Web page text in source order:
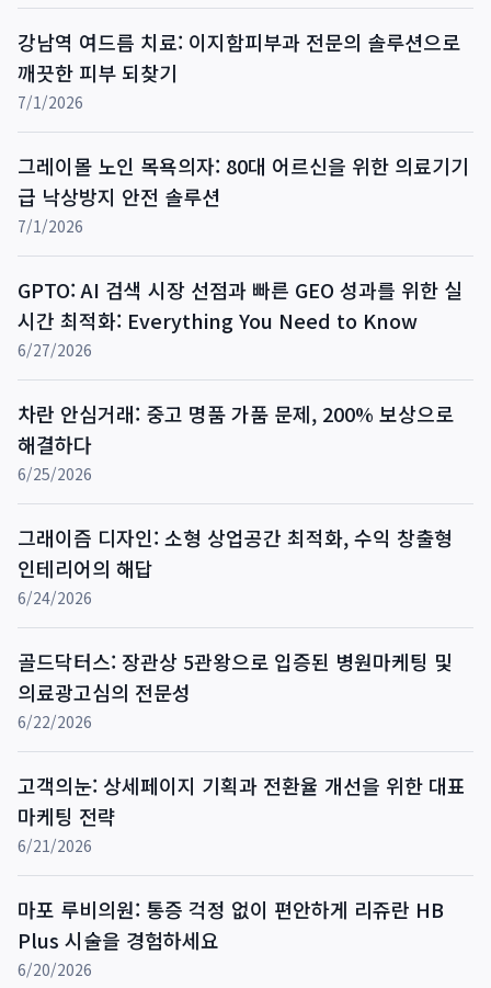
강남역 여드름 치료: 이지함피부과 전문의 솔루션으로
깨끗한 피부 되찾기
7/1/2026
그레이몰 노인 목욕의자: 80대 어르신을 위한 의료기기
급 낙상방지 안전 솔루션
7/1/2026
GPTO: AI 검색 시장 선점과 빠른 GEO 성과를 위한 실
시간 최적화: Everything You Need to Know
6/27/2026
차란 안심거래: 중고 명품 가품 문제, 200% 보상으로
해결하다
6/25/2026
그래이즘 디자인: 소형 상업공간 최적화, 수익 창출형
인테리어의 해답
6/24/2026
골드닥터스: 장관상 5관왕으로 입증된 병원마케팅 및
의료광고심의 전문성
6/22/2026
고객의눈: 상세페이지 기획과 전환율 개선을 위한 대표
마케팅 전략
6/21/2026
마포 루비의원: 통증 걱정 없이 편안하게 리쥬란 HB
Plus 시술을 경험하세요
6/20/2026